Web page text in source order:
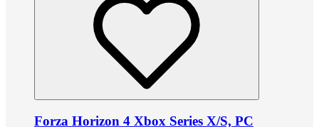
Forza Horizon 4 Xbox Series X/S, PC